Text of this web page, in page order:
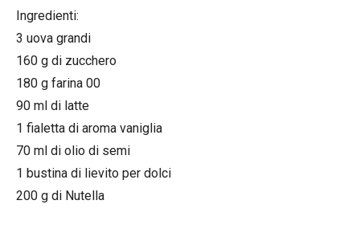
Ingredienti:
3 uova grandi
160 g di zucchero
180 g farina 00
90 ml di latte
1 fialetta di aroma vaniglia
70 ml di olio di semi
1 bustina di lievito per dolci
200 g di Nutella